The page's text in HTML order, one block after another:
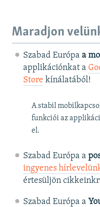
Maradjon
Szabad Európa a
applikációnkat a
Store kínálatából!
A stabil
funkciói az
el.
Szabad Európa a
ingyenes
értesüljön
Szabad Európa a